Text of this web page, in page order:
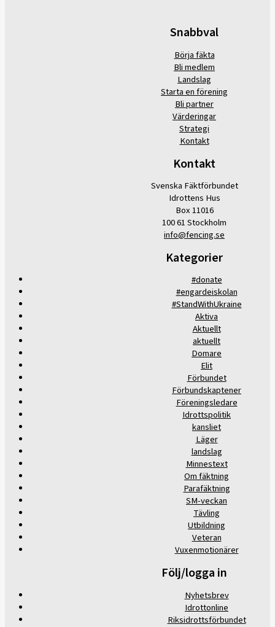
Snabbval
Börja fäkta
Bli medlem
Landslag
Starta en förening
Bli partner
Värderingar
Strategi
Kontakt
Kontakt
Svenska Fäktförbundet
Idrottens Hus
Box 11016
100 61 Stockholm
info@fencing.se
Kategorier
#donate
#engardeiskolan
#StandWithUkraine
Aktiva
Aktuellt
aktuellt
Domare
Elit
Förbundet
Förbundskaptener
Föreningsledare
Idrottspolitik
kansliet
Läger
landslag
Minnestext
Om fäktning
Parafäktning
SM-veckan
Tävling
Utbildning
Veteran
Vuxenmotionärer
Följ/logga in
Nyhetsbrev
Idrottonline
Riksidrottsförbundet